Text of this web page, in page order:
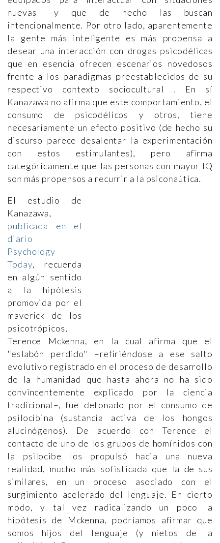
nuevas –y que de hecho las buscan
intencionalmente. Por otro lado, aparentemente
la gente más inteligente es más propensa a
desear una interacción con drogas psicodélicas
que en esencia ofrecen escenarios novedosos
frente a los paradigmas preestablecidos de su
respectivo contexto sociocultural . En sí
Kanazawa no afirma que este comportamiento, el
consumo de psicodélicos y otros, tiene
necesariamente un efecto positivo (de hecho su
discurso parece desalentar la experimentación
con estos estimulantes), pero afirma
categóricamente que las personas con mayor IQ
son más propensos a recurrir a la psiconaútica.
El estudio de
Kanazawa,
publicada en el
diario
Psychology
Today, recuerda
en algún sentido
a la hipótesis
promovida por el
maverick de los
psicotrópicos,
Terence Mckenna, en la cual afirma que el
"eslabón perdido" –refiriéndose a ese salto
evolutivo registrado en el proceso de desarrollo
de la humanidad que hasta ahora no ha sido
convincentemente explicado por la ciencia
tradicional–, fue detonado por el consumo de
psilocibina (sustancia activa de los hongos
alucinógenos). De acuerdo con Terence el
contacto de uno de los grupos de homínidos con
la psilocibe los propulsó hacia una nueva
realidad, mucho más sofisticada que la de sus
similares, en un proceso asociado con el
surgimiento acelerado del lenguaje. En cierto
modo, y tal vez radicalizando un poco la
hipótesis de Mckenna, podríamos afirmar que
somos hijos del lenguaje (y nietos de la